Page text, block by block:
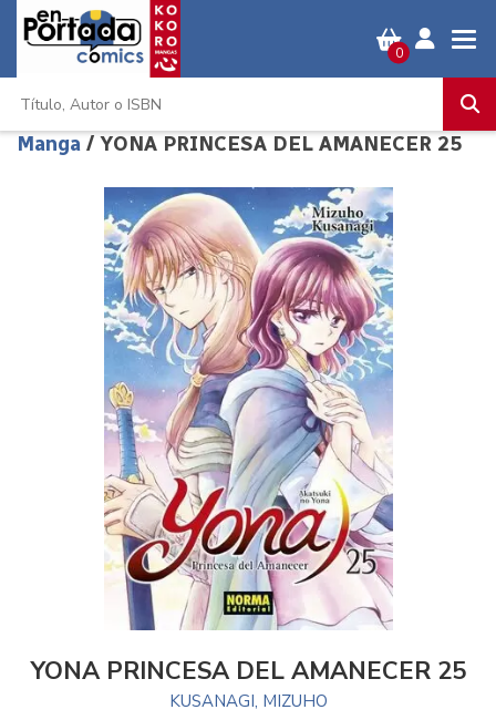
0
Manga / YONA PRINCESA DEL AMANECER 25
YONA PRINCESA DEL AMANECER 25
KUSANAGI, MIZUHO